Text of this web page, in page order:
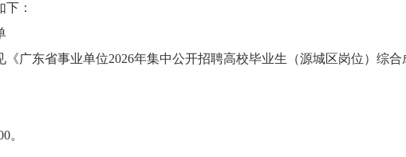
：
东省事业单位2026年集中公开招聘高校毕业生（源城区岗位）综合
。